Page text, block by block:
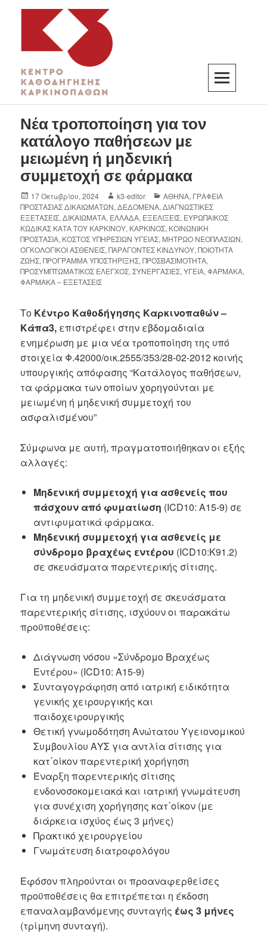
K3
ΚΕΝΤΡΟ ΚΑΘΟΔΗΓΗΣΗΣ ΚΑΡΚΙΝΟΠΑΘΩΝ
Νέα τροποποίηση για τον
κατάλογο παθήσεων με
μειωμένη ή μηδενική
συμμετοχή σε φάρμακα
17 Οκτωβρίου, 2024 k3-editor ΑΘΗΝΑ, ΓΡΑΦΕΙΑ
ΠΡΟΣΤΑΣΙΑΣ ΔΙΚΑΙΩΜΑΤΩΝ,ΔΕΔΟΜΕΝΑ,ΔΙΑΓΝΩΣΤΙΚΕΣ
ΕΞΕΤΑΣΕΙΣ,ΔΙΚΑΙΩΜΑΤΑ, ΕΛΛΑΔΑ, ΕΞΕΛΙΞΕΙΣ, ΕΥΡΩΠΑΙΚΟΣ
ΚΩΔΙΚΑΣ ΚΑΤΑ ΤΟΥ ΚΑΡΚΙΝΟΥ, ΚΑΡΚΙΝΟΣ, ΚΟΙΝΩΝΙΚΗ
ΠΡΟΣΤΑΣΙΑ, ΚΟΣΤΟΣ ΥΠΗΡΕΣΙΩΝ ΥΓΕΙΑΣ, ΜΗΤΡΩΟ ΝΕΟΠΛΑΣΙΩΝ,
ΟΓΚΟΛΟΓΙΚΟΙ ΑΣΘΕΝΕΙΣ,ΠΑΡΑΓΟΝΤΕΣ ΚΙΝΔΥΝΟΥ,ΠΟΙΟΤΗΤΑ
ΖΩΗΣ,ΠΡΟΓΡΑΜΜΑ ΥΠΟΣΤΗΡΙΞΗΣ,ΠΡΟΣΒΑΣΙΜΟΤΗΤΑ,
ΠΡΟΣΥΜΠΤΩΜΑΤΙΚΟΣ ΕΛΕΓΧΟΣ,ΣΥΝΕΡΓΑΣΙΕΣ,ΥΓΕΙΑ, ΦΑΡΜΑΚΑ,
ΦΑΡΜΑΚΑ – ΕΞΕΤΑΣΕΙΣ
Το Κέντρο Καθοδήγησης Καρκινοπαθών –
Κάπα3, επιστρέφει στην εβδομαδιαία
ενημέρωση με μια νέα τροποποίηση της υπό
στοιχεία Φ.42000/οικ.2555/353/28-02-2012 κοινής
υπουργικής απόφασης “Κατάλογος παθήσεων,
τα φάρμακα των οποίων χορηγούνται με
μειωμένη ή μηδενική συμμετοχή του
ασφαλισμένου”
Σύμφωνα με αυτή, πραγματοποιήθηκαν οι εξής
αλλαγές:
Μηδενική συμμετοχή για ασθενείς που
πάσχουν από φυματίωση (ICD10: Α15-9) σε
αντιφυματικά φάρμακα.
Μηδενική συμμετοχή για ασθενείς με
σύνδρομο βραχέως εντέρου (ICD10:Κ91.2)
σε σκευάσματα παρεντερικής σίτισης.
Για τη μηδενική συμμετοχή σε σκευάσματα
παρεντερικής σίτισης, ισχύουν οι παρακάτω
προϋποθέσεις:
Διάγνωση νόσου «Σύνδρομο Βραχέως
Εντέρου» (ICD10: Α15-9)
Συνταγογράφηση από ιατρική ειδικότητα
γενικής χειρουργικής και
παιδοχειρουργικής
Θετική γνωμοδότηση Ανώτατου Υγειονομικού
Συμβουλίου ΑΥΣ για αντλία σίτισης για
κατ΄οίκον παρεντερική χορήγηση
Έναρξη παρεντερικής σίτισης
ενδονοσοκομειακά και ιατρική γνωμάτευση
για συνέχιση χορήγησης κατ΄οίκον (με
διάρκεια ισχύος έως 3 μήνες)
Πρακτικό χειρουργείου
Γνωμάτευση διατροφολόγου
Εφόσον πληρούνται οι προαναφερθείσες
προϋποθέσεις θα επιτρέπεται η έκδοση
επαναλαμβανόμενης συνταγής έως 3 μήνες
(τρίμηνη συνταγή).